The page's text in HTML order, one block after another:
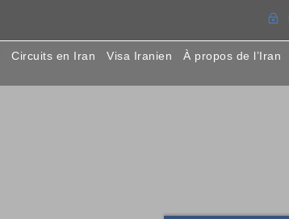
Circuits en Iran Visa Iranien À propos de l’Iran